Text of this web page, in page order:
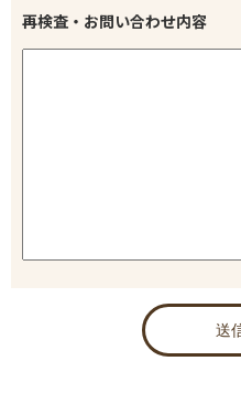
再検査・お問い合わせ内容